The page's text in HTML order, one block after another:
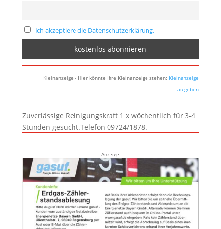
Ich akzeptiere die Datenschutzerklärung.
Kleinanzeige - Hier könnte Ihre Kleinanzeige stehen: Kleinanzeige
aufgeben
Zuverlässige Reinigungskraft 1 x wöchentlich für 3-4
Stunden gesucht.Telefon 09724/1878.
Anzeige